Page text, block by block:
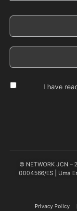
I have
© NETWORK JCN –
0004566/ES | Uma
Privacy Policy